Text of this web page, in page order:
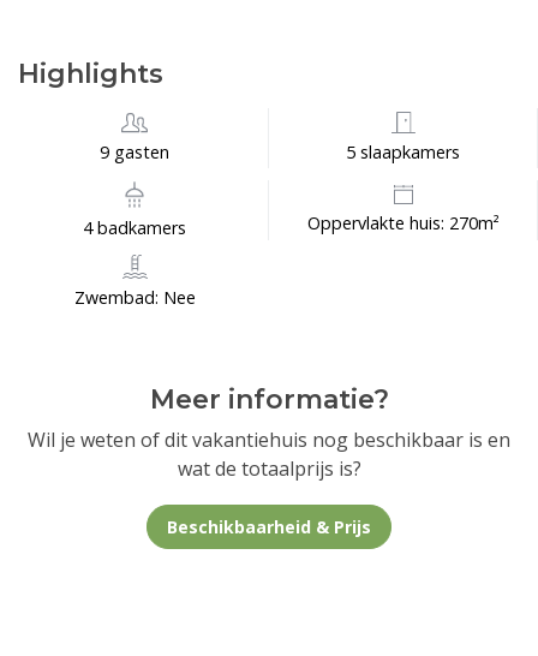
Highlights
9 gasten 5 slaapkamers
4 badkamers Oppervlakte huis: 270m²
Zwembad: Nee
Meer informatie?
Wil je weten of dit vakantiehuis nog beschikbaar is en
wat de totaalprijs is?
Beschikbaarheid & Prijs